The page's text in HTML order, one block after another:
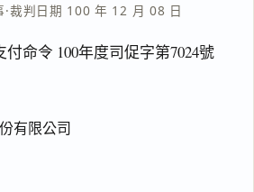
·裁判日期 100 年 12 月 08 日
命令 100年度司促字第7024號
有限公司